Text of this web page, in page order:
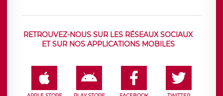
RETROUVEZ-NOUS SUR LES RÉSEAUX SOCIAUX
ET SUR NOS APPLICATIONS MOBILES